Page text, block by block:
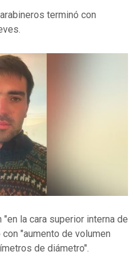
terminó con
la cara superior interna de
"aumento de volumen
de diámetro".